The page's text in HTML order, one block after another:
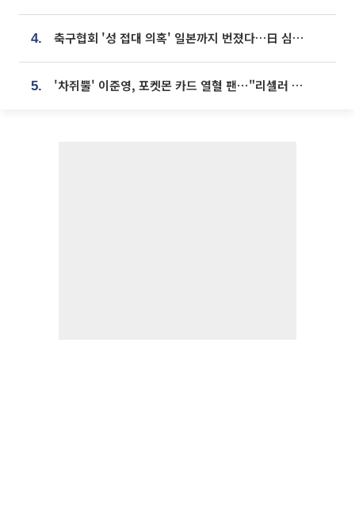
4. 축구협회 '성 접대 의혹' 일본까지 번졌다…日 심판 실명 공개
5. '차쥐뿔' 이준영, 포켓몬 카드 열혈 팬⋯"리셀러 처단할 것"